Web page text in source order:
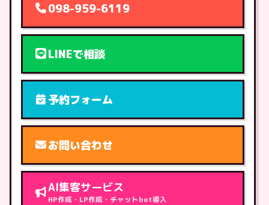
098-959-6119
LINEで相談
予約フォーム
お問い合わせ
AI集客サービス
HP作成・LP作成・チャットbot導入